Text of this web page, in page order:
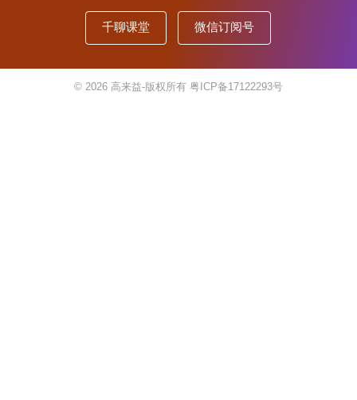
千聊课堂 微信订阅号
© 2026 高来益-版权所有 粤ICP备17122293号